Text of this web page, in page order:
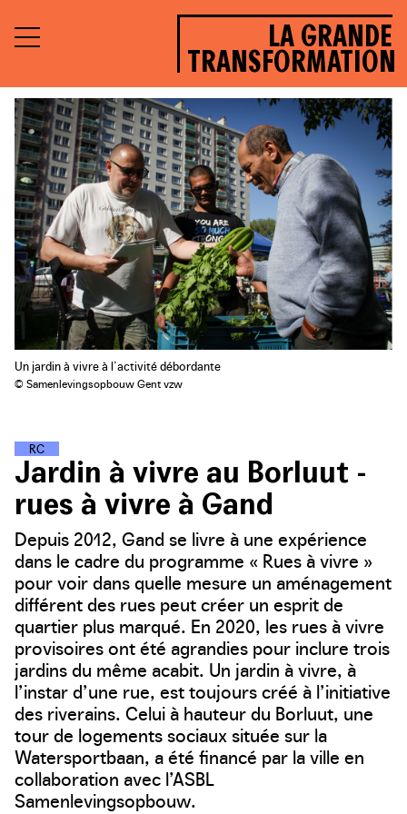
LA GRANDE
TRANSFORMATION
Un jardin à vivre à l’activité débordante
© Samenlevingsopbouw Gent vzw
RU
E
S
P
O
U
R
L
E
C
Jardin à vivre au Borluut -
rues à vivre à Gand
Depuis 2012, Gand se livre à une expérience
dans le cadre du programme « Rues à vivre »
pour voir dans quelle mesure un aménagement
différent des rues peut créer un esprit de
quartier plus marqué. En 2020, les rues à vivre
provisoires ont été agrandies pour inclure trois
jardins du même acabit. Un jardin à vivre, à
l’instar d’une rue, est toujours créé à l’initiative
des riverains. Celui à hauteur du Borluut, une
tour de logements sociaux située sur la
Watersportbaan, a été financé par la ville en
collaboration avec l’ASBL
Samenlevingsopbouw.